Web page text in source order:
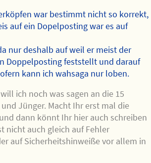
war bestimmt nicht so korrekt,
auf ein Dopelposting war es auf
nur deshalb auf weil er meist der
Doppelposting feststellt und darauf
kann ich wahsaga nur loben.
ich noch was sagen an die 15
Jünger. Macht Ihr erst mal die
dann könnt Ihr hier auch schreiben
nicht auch gleich auf Fehler
auf Sicherheitshinweiße vor allem in